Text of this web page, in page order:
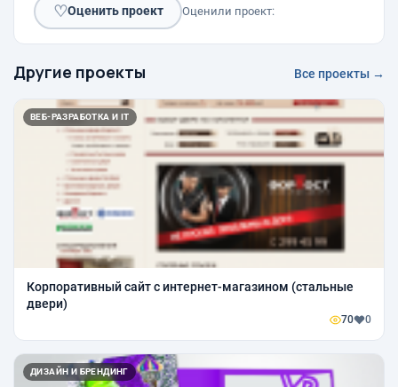
♡Оценить проект Оценили проект:
Другие проекты Все проекты →
ВЕБ-РАЗРАБОТКА И IT
Корпоративный сайт с интернет-магазином (стальные
двери)
70 0
ДИЗАЙН И БРЕНДИНГ